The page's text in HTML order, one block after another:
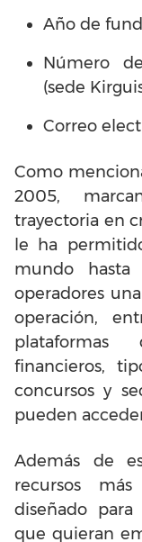
Año de
Número
(sede
Correo
Como
2005,
trayectoria en
le ha
mundo hasta
operadores
operación,
plataformas
financieros,
concursos y
pueden
Además de
recursos
diseñado
que quieran